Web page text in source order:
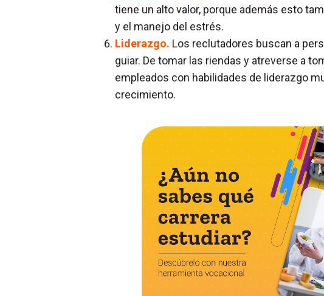
tiene un alto valor, porque además esto
y el manejo del estrés.
Liderazgo. Los reclutadores buscan a
guiar. De tomar las riendas y atreverse a
empleados con habilidades de liderazgo
crecimiento.